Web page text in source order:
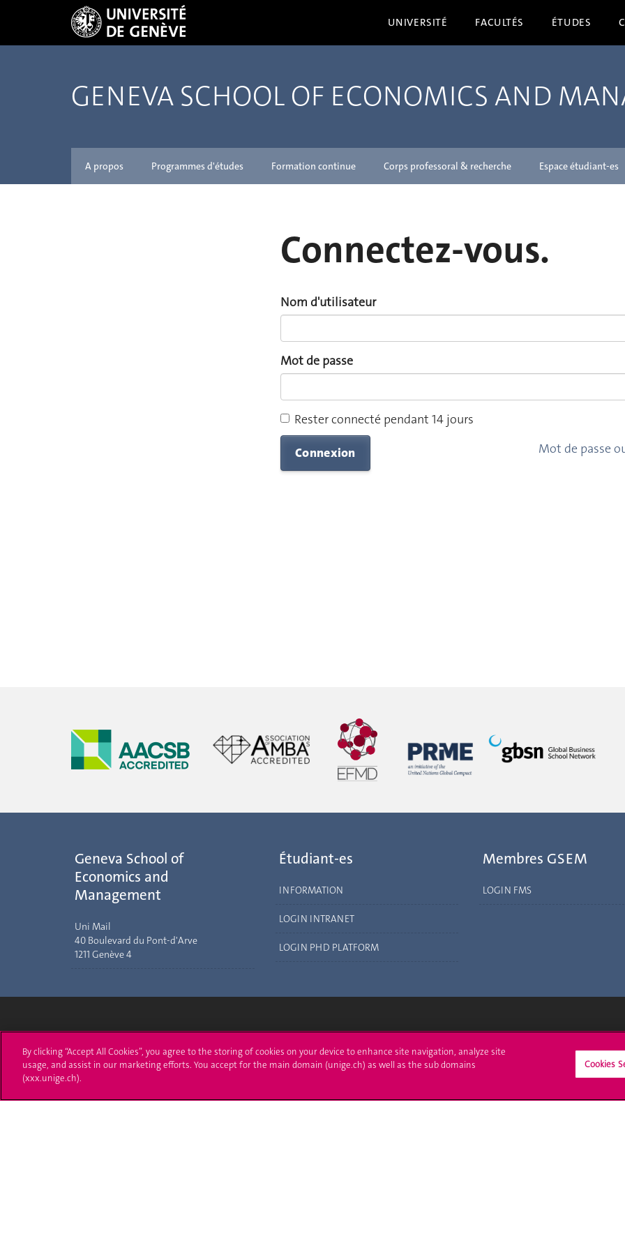
UNIVERSITÉ FACULTÉS ÉTUDES
GENEVA SCHOOL OF ECONOMICS AND
A propos Programmes d'études Formation continue Corps professoral & recherche Espace étudiant-es
Connectez-vous.
Nom d'utilisateur
Mot de passe
Rester connecté pendant 14 jours
Connexion
Mot de passe
Geneva School of
Economics and
Management
Uni Mail
40 Boulevard du Pont-d'Arve
1211 Genève 4
Étudiant-es
INFORMATION
LOGIN INTRANET
LOGIN PHD PLATFORM
Membres GSEM
LOGIN FMS
24 rue du Général-Dufour
T. +41 (0)22 379 71 11
Immatriculations
Démarches administratives Médias
By clicking “Accept All Cookies”, you agree to the storing of cookies on your device to enhance site navigation, analyze site
usage, and assist in our marketing efforts. You accept for the main domain (unige.ch) as well as the sub domains
(xxx.unige.ch).
Cookies